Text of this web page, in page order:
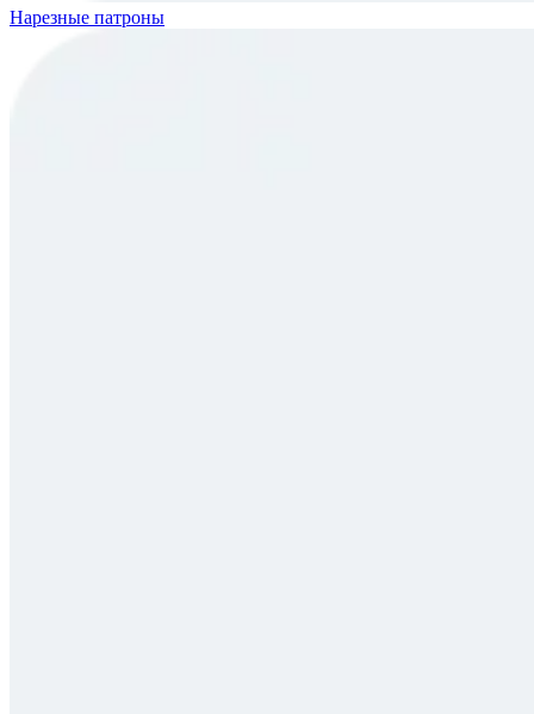
Нарезные патроны